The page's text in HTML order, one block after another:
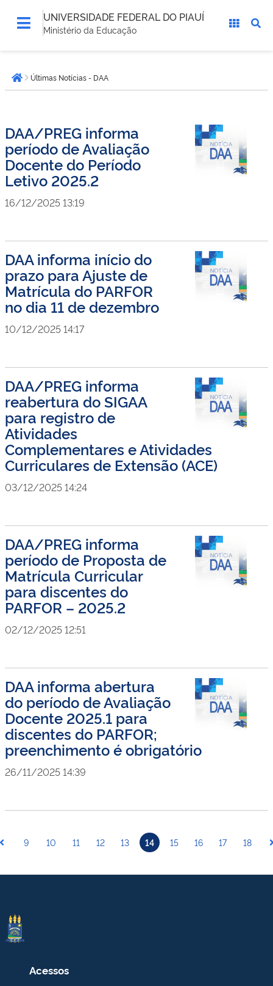
UNIVERSIDADE FEDERAL DO PIAUÍ
Ministério da Educação
está
aqui:Página inicial
Últimas Notícias - DAA
DAA/PREG informa
período de Avaliação
Docente do Período
Letivo 2025.2
16/12/2025 13:19
DAA informa início do
prazo para Ajuste de
Matrícula do PARFOR
no dia 11 de dezembro
10/12/2025 14:17
DAA/PREG informa
reabertura do SIGAA
para registro de
Atividades
Complementares e Atividades
Curriculares de Extensão (ACE)
03/12/2025 14:24
DAA/PREG informa
período de Proposta de
Matrícula Curricular
para discentes do
PARFOR – 2025.2
02/12/2025 12:51
DAA informa abertura
do período de Avaliação
Docente 2025.1 para
discentes do PARFOR;
preenchimento é obrigatório
26/11/2025 14:39
9 10 11 12 13 14 15 16 17 18
Acessos